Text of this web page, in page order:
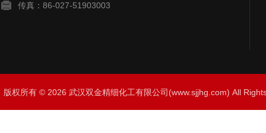
传真：86-027-51903003
版权所有 © 2026 武汉双金精细化工有限公司(www.sjjhg.com) All